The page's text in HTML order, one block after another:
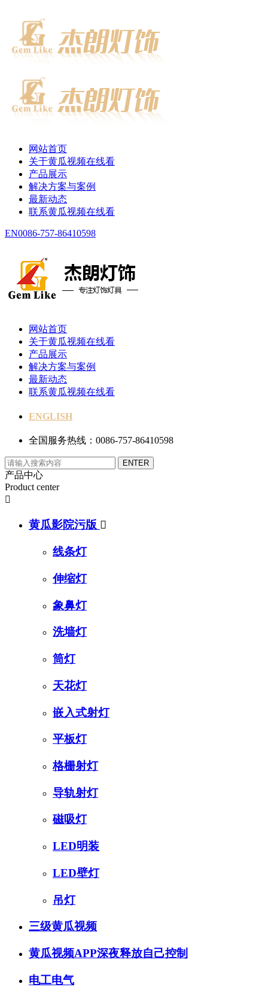
网站首页
关于黄瓜视频在线看
产品展示
解决方案与案例
最新动态
联系黄瓜视频在线看
EN0086-757-86410598
网站首页
关于黄瓜视频在线看
产品展示
解决方案与案例
最新动态
联系黄瓜视频在线看
ENGLISH
全国服务热线：0086-757-86410598
产品中心
Product center

黄瓜影院污版 
线条灯
伸缩灯
象鼻灯
洗墙灯
筒灯
天花灯
嵌入式射灯
平板灯
格栅射灯
导轨射灯
磁吸灯
LED明装
LED壁灯
吊灯
三级黄瓜视频
黄瓜视频APP深夜释放自己控制
电工电气